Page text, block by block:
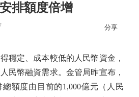
排額度倍增
分享
定、成本較低的人民幣資金，
民幣融資需求。金管局昨宣布，
額度由目前的1,000億元（人民